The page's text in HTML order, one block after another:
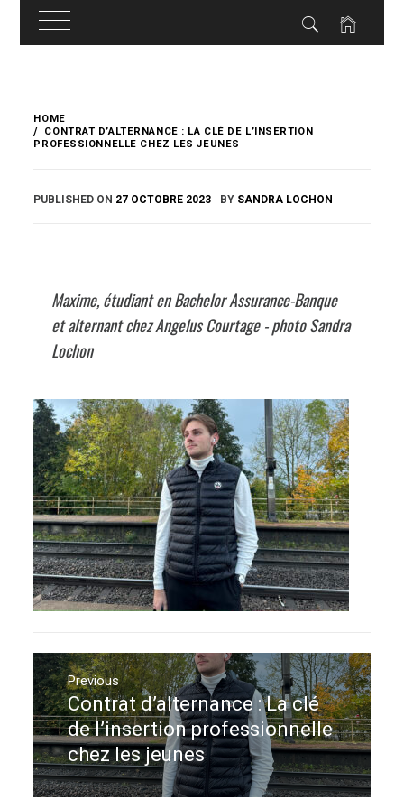
content
HOME
CONTRAT D’ALTERNANCE : LA CLÉ DE L’INSERTION
PROFESSIONNELLE CHEZ LES JEUNES
PUBLISHED ON 27 OCTOBRE 2023 BY SANDRA LOCHON
Maxime, étudiant en Bachelor Assurance-Banque
et alternant chez Angelus Courtage - photo Sandra
Lochon
Navigation
de
l’article
Previous
Previous
post:
Contrat d’alternance : La clé
de l’insertion professionnelle
chez les jeunes